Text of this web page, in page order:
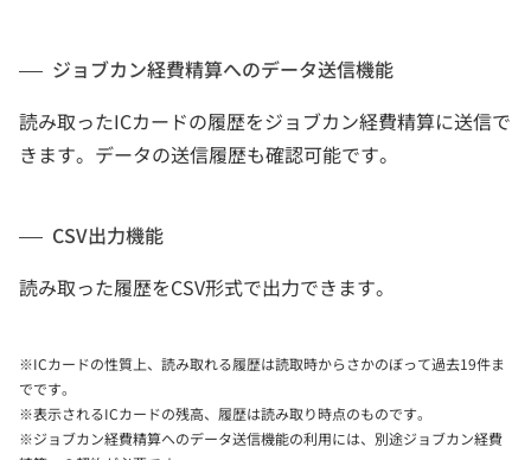
ジョブカン経費精算へのデータ送信機能
読み取ったICカードの履歴をジョブカン経費精算に送信で
きます。データの送信履歴も確認可能です。
CSV出力機能
読み取った履歴をCSV形式で出力できます。
※ICカードの性質上、読み取れる履歴は読取時からさかのぼって過去19件ま
でです。
※表示されるICカードの残高、履歴は読み取り時点のものです。
※ジョブカン経費精算へのデータ送信機能の利用には、別途ジョブカン経費